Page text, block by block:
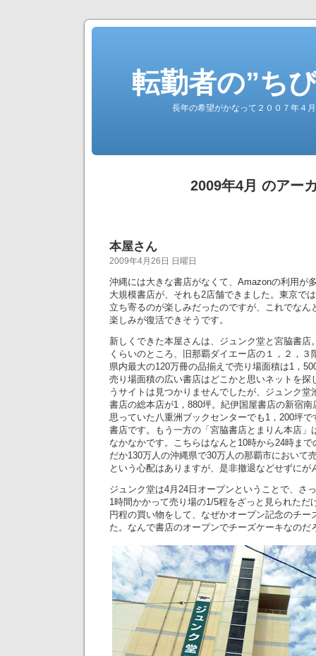
転勤者の”ち
長年の希望がかなって２００７年４
2009年4月 のアー
本屋さん
2009年4月26日 日曜日
沖縄には大きな書店がなくて、Amazonの利用が
大規模書店が、それも2店舗できました。東京で
立ち寄るのが楽しみだったのですが、これでなん
楽しみが復活できそうです。
新しくできた本屋さんは、ジュンク堂と宮脇書店
くらいのところ、旧那覇ダイエー店の１，２，３
県内最大の120万冊の品揃えで売り場面積は1，
売り場面積の広い書店はどこかと思いネットを探
うサイトは見つかりませんでしたが、ジュンク堂
書店の総本店が1，880坪。紀伊国屋書店の新宿
思っていた八重洲ブックセンターでも1，200坪
書店です。もう一方の「宮脇書店とまりん本店」
なかなかです。こちらはなんと10時から24時ま
だか130万人の沖縄県で30万人の那覇市において
という心配はありますが、是非撤退などせずにが
ジュンク堂は4月24日オープンということで、さ
1時間かかって売り場の1/5程をざっと見られただ
円程の買い物をして、なぜかオープン記念のチー
た。なんで書店のオープンでチーズケーキなのだ